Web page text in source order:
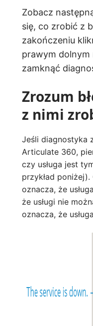
Zobacz
się, co zrobić z
zakończeniu
prawym dolnym
zamknąć
Zrozum
z nimi
Jeśli diagnostyka
Articulate 360,
czy usługa jest
przykład
oznacza, że
że usługi nie
oznacza, że